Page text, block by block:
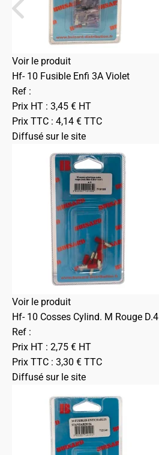
Voir le produit
Hf- 10 Fusible Enfi 3A Violet
Ref :
Prix HT : 3,45 € HT
Prix TTC : 4,14 € TTC
Diffusé sur le site
Voir le produit
Hf- 10 Cosses Cylind. M Rouge D.4
Ref :
Prix HT : 2,75 € HT
Prix TTC : 3,30 € TTC
Diffusé sur le site